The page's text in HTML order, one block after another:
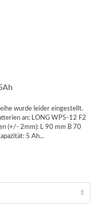
wurde leider eingestellt.
an: LONG WP5-12 F2
(+/- 2mm): L 90 mm B 70
5 Ah...